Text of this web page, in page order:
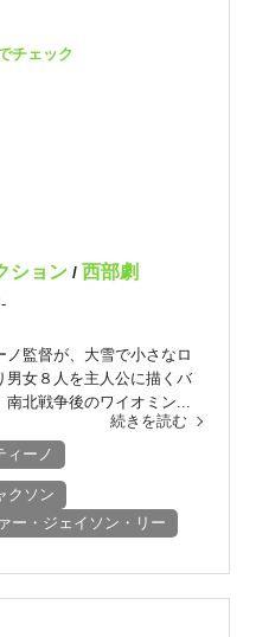
チェック
ション/ 西部劇
-
監督が、大雪で小さなロ
男女８人を主人公に描くバ
北戦争後のワイオミン...
続きを読む
ィーノ
クソン
ー・ジェイソン・リー